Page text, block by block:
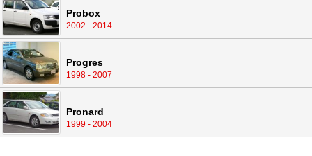
Probox
2002 - 2014
Progres
1998 - 2007
Pronard
1999 - 2004